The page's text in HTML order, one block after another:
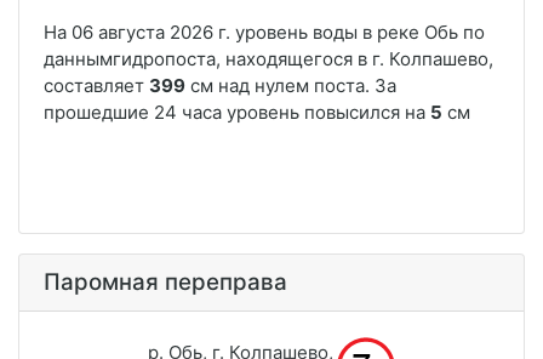
Паромная переправа
р. Обь, г. Колпашево,